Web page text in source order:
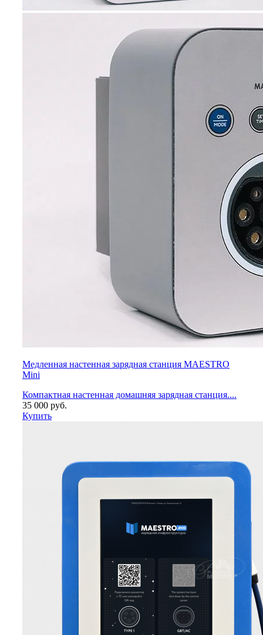
Медленная настенная зарядная станция MAESTRO
Mini
Компактная настенная домашняя зарядная станция....
35 000 руб.
Купить